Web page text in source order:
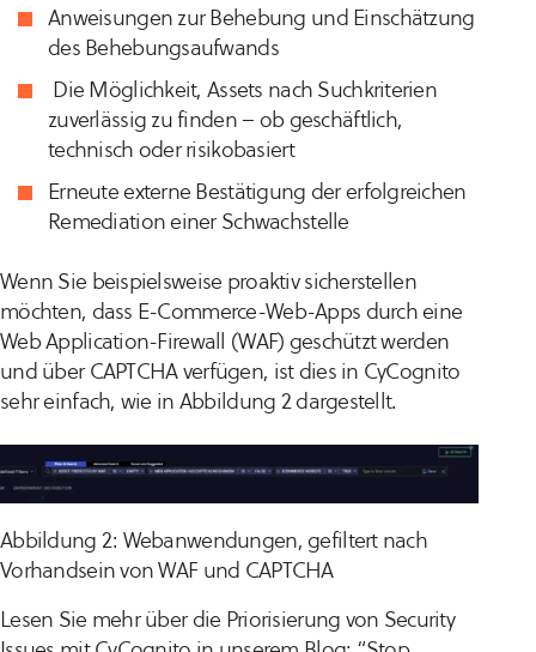
Anweisungen zur Behebung und Einschätzung
des Behebungsaufwands
Die Möglichkeit, Assets nach Suchkriterien
zuverlässig zu finden – ob geschäftlich,
technisch oder risikobasiert
Erneute externe Bestätigung der erfolgreichen
Remediation einer Schwachstelle
Wenn Sie beispielsweise proaktiv sicherstellen
möchten, dass E-Commerce-Web-Apps durch eine
Web Application-Firewall (WAF) geschützt werden
und über CAPTCHA verfügen, ist dies in CyCognito
sehr einfach, wie in Abbildung 2 dargestellt.
Abbildung 2: Webanwendungen, gefiltert nach
Vorhandsein von WAF und CAPTCHA
Lesen Sie mehr über die Priorisierung von Security